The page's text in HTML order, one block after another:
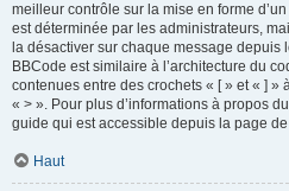
meilleur contrôle sur la mise en forme
est déterminée par les administrateurs,
la désactiver sur chaque message depuis
BBCode est similaire à l’architecture du
contenues entre des crochets « [ » et « ] »
« > ». Pour plus d’informations à propos
guide qui est accessible depuis la page
Haut